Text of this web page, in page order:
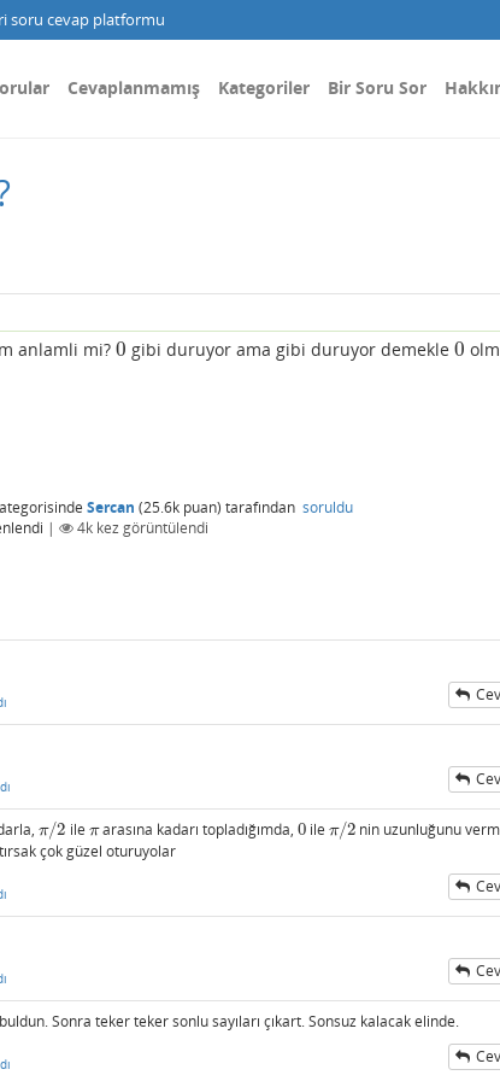
soru cevap platformu
Cevaplanmamış Kategoriler Bir Soru Sor
anlamli mi? 0
0 gibi duruyor ama gibi duruyor demekle 0
0
Sercan (25.6k puan) tarafından soruldu
| 4k kez görüntülendi
π/2
π/2 ile π
πarasına kadarı topladığımda, 0
0ile π/2
π/2 nin uzunluğunu
çok güzel oturuyolar
Sonra teker teker sonlu sayıları çıkart. Sonsuz kalacak elinde.